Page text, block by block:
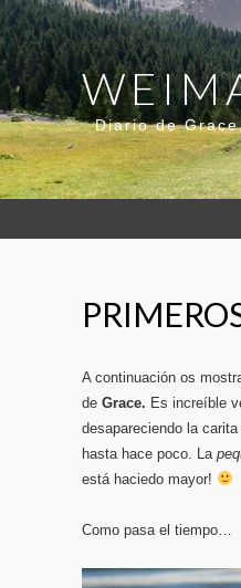
Diario de
A continuación os
de Grace. Es increíble
desapareciendo la
hasta hace poco. La
está haciedo mayor!
Como pasa el tiempo…